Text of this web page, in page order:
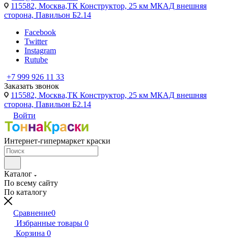
115582, Москва,ТК Конструктор, 25 км МКАД внешняя
сторона, Павильон Б2.14
Facebook
Twitter
Instagram
Rutube
+7 999 926 11 33
Заказать звонок
115582, Москва,ТК Конструктор, 25 км МКАД внешняя
сторона, Павильон Б2.14
Войти
Интернет-гипермаркет краски
Каталог
По всему сайту
По каталогу
Сравнение0
Избранные товары 0
Корзина 0